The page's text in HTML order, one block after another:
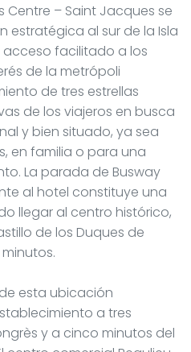
Centre – Saint Jacques se
estratégica al sur de la Isla
facilitado a los
de la metrópoli
de tres estrellas
de los viajeros en busca
y bien situado, ya sea
en familia o para una
La parada de Busway
al hotel constituye una
llegar al centro histórico,
de los Duques de
esta ubicación
a tres
y a cinco minutos del